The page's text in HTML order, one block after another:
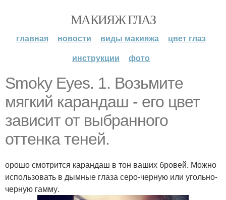
МАКИЯЖ ГЛАЗ
главная новости виды макияжа
цвет глаз
инструкции
фото
Smoky Eyes. 1. Возьмите
мягкий карандаш - его цвет
зависит от выбранного
оттенка теней.
орошо смотрится карандаш в тон ваших бровей. Можно
использовать в дымные глаза серо-черную или угольно-
черную гамму.